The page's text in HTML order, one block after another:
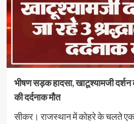
भीषण सड़क हादसा, खाटूश्यामजी
की दर्दनाक मौत
सीकर। राजस्थान में कोहरे के चलते एक